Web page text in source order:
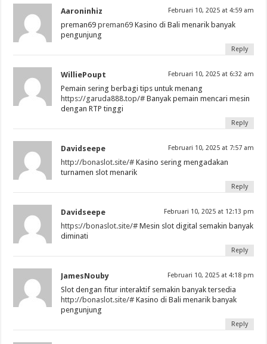
Aaroninhiz Februari 10, 2025 at 4:59 am
preman69preman69 Kasino di Bali menarik banyak
pengunjung
Reply
WilliePoupt Februari 10, 2025 at 6:32 am
Pemain sering berbagi tips untuk menang
https://garuda888.top/# Banyak pemain mencari mesin
dengan RTP tinggi
Reply
Davidseepe Februari 10, 2025 at 7:57 am
http://bonaslot.site/# Kasino sering mengadakan
turnamen slot menarik
Reply
Davidseepe Februari 10, 2025 at 12:13 pm
https://bonaslot.site/# Mesin slot digital semakin banyak
diminati
Reply
JamesNouby Februari 10, 2025 at 4:18 pm
Slot dengan fitur interaktif semakin banyak tersedia
http://bonaslot.site/# Kasino di Bali menarik banyak
pengunjung
Reply